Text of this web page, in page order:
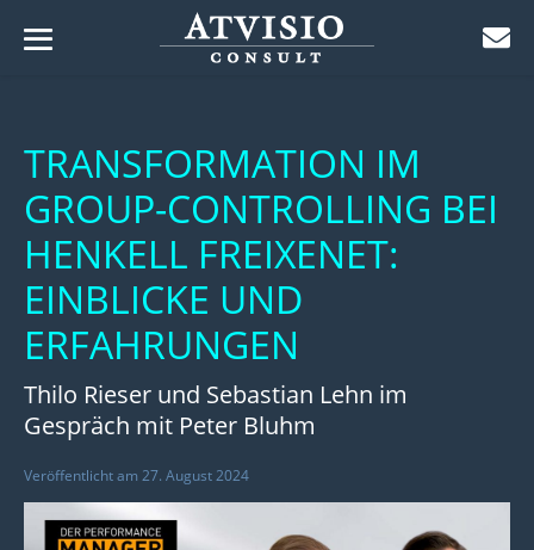
springen
TRANSFORMATION IM
GROUP-CONTROLLING BEI
HENKELL FREIXENET:
EINBLICKE UND
ERFAHRUNGEN
Thilo Rieser und Sebastian Lehn im
Gespräch mit Peter Bluhm
Veröffentlicht am 27. August 2024